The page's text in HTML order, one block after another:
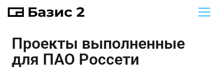
Проекты выполненные
для ПАО Россети